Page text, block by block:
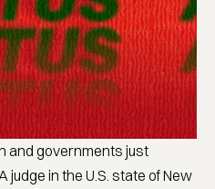
and governments just
in the U.S. state of New